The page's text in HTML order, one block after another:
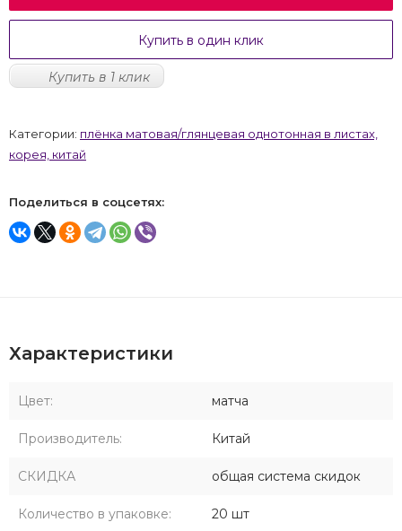
Купить в один клик
Купить в 1 клик
Категории: плёнка матовая/глянцевая однотонная в листах,
корея, китай
Поделиться в соцсетях:
Характеристики
Цвет: матча
Производитель: Китай
СКИДКА общая система скидок
Количество в упаковке: 20 шт